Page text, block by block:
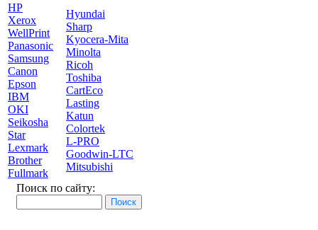
HP
Xerox
WellPrint
Panasonic
Samsung
Canon
Epson
IBM
OKI
Seikosha
Star
Lexmark
Brother
Fullmark
Hyundai
Sharp
Kyocera-Mita
Minolta
Ricoh
Toshiba
CartEco
Lasting
Katun
Colortek
L-PRO
Goodwin-LTC
Mitsubishi
Поиск по сайту: